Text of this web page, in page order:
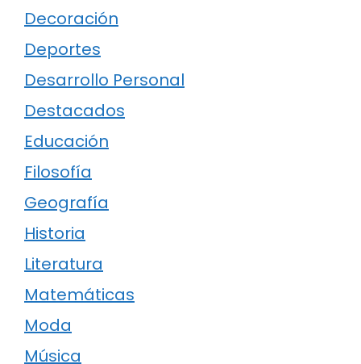
Decoración
Deportes
Desarrollo Personal
Destacados
Educación
Filosofía
Geografía
Historia
Literatura
Matemáticas
Moda
Música